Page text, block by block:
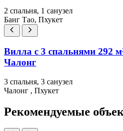
2 спальня, 1 санузел
Банг Тао, Пхукет
Вилла с 3 спальнями 292
Чалонг
3 спальня, 3 санузел
Чалонг , Пхукет
Рекомендуемые